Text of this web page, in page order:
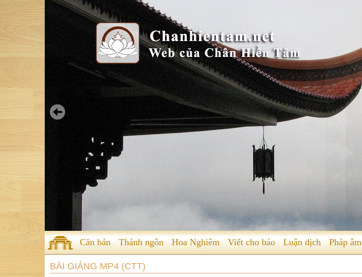
Căn bản Thánh ngôn Hoa Nghiêm Viết cho báo Luận dịch Pháp âm
BÀI GIẢNG MP4 (CTT)